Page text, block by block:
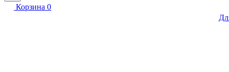
Корзина 0